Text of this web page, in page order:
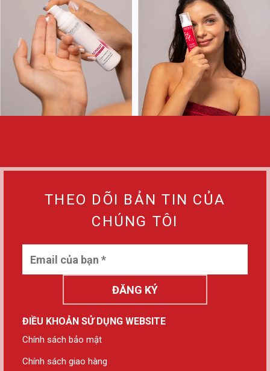
THEO DÕI BẢN TIN CỦA
CHÚNG TÔI
ĐĂNG KÝ
ĐIỀU KHOẢN SỬ DỤNG WEBSITE
Chính sách bảo mật
Chính sách giao hàng